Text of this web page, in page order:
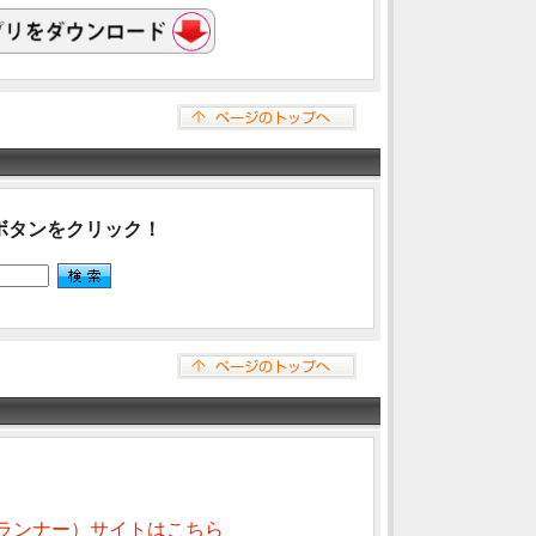
タンをクリック！
ンナー）サイトはこちら